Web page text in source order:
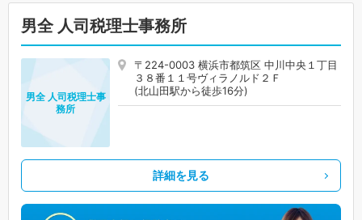
男全 人司税理士事務所
〒224-0003 横浜市都筑区 中川中央１丁目
３８番１１号ヴィラノルド２Ｆ
(北山田駅から徒歩16分)
男全 人司税理士事
務所
詳細を見る